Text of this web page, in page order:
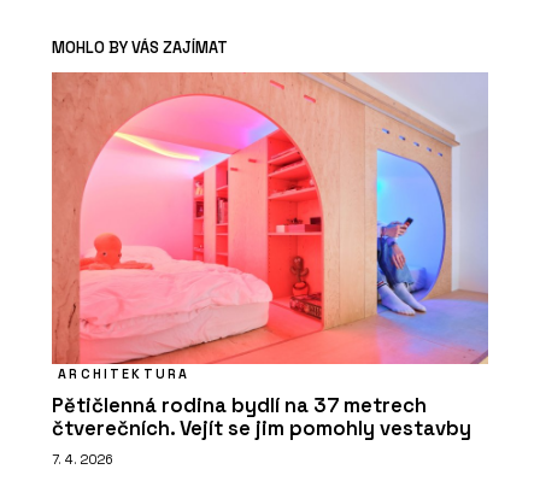
MOHLO BY VÁS ZAJÍMAT
ARCHITEKTURA
Pětičlenná rodina bydlí na 37 metrech
čtverečních. Vejít se jim pomohly vestavby
7. 4. 2026